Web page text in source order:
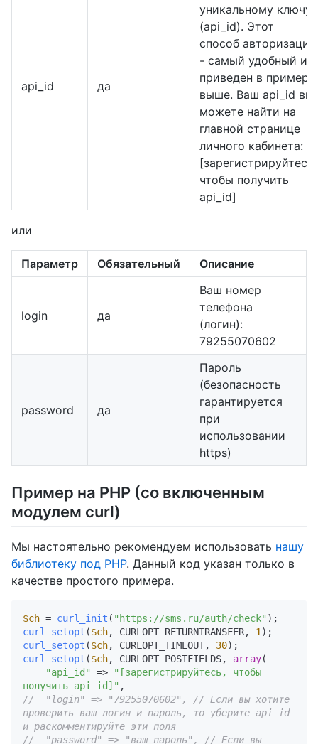
api_id да
уникальному ключу
(api_id). Этот
способ авторизации
- самый удобный и
приведен в примере
выше. Ваш api_id вы
можете найти на
главной странице
личного кабинета:
[зарегистрируйтесь,
чтобы получить
api_id]
или
Параметр Обязательный Описание
login да
Ваш номер
телефона
(логин):
79255070602
password да
Пароль
(безопасность
гарантируется
при
использовании
https)
Пример на PHP (со включенным
модулем curl)
Мы настоятельно рекомендуем использовать нашу
библиотеку под PHP. Данный код указан только в
качестве простого примера.
$ch = curl_init ( "https://sms.ru/auth/check"
curl_setopt ($ch, CURLOPT_RETURNTRANSFER, 1
curl_setopt ($ch, CURLOPT_TIMEOUT, 30
curl_setopt ($ch, CURLOPT_POSTFIELDS, array(
"api_id"
=>
"[зарегистрируйтесь, чтобы
получить api_id]"
//  "login" => "79255070602", // Если вы хотите
проверить ваш логин и пароль, то уберите api_id
и раскомментируйте эти поля
//  "password" => "ваш пароль", // Если вы